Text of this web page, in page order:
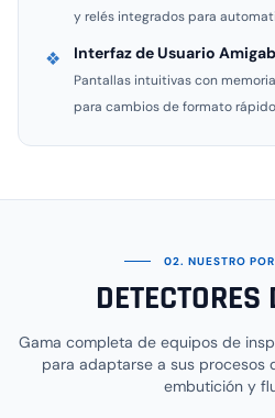
y relés integrados para
❖ Interfaz de Usuario
Pantallas intuitivas con
para cambios de formato
02. NUESTRO
DETECTORES
Gama completa de equipos de
para adaptarse a sus procesos
embutición y